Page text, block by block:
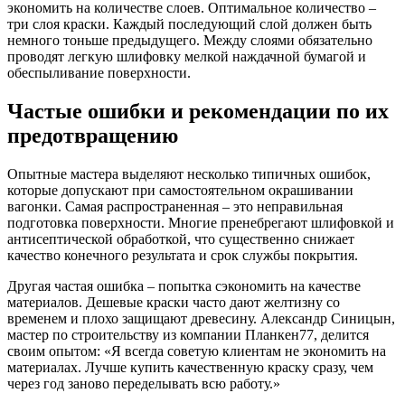
экономить на количестве слоев. Оптимальное количество –
три слоя краски. Каждый последующий слой должен быть
немного тоньше предыдущего. Между слоями обязательно
проводят легкую шлифовку мелкой наждачной бумагой и
обеспыливание поверхности.
Частые ошибки и рекомендации по их
предотвращению
Опытные мастера выделяют несколько типичных ошибок,
которые допускают при самостоятельном окрашивании
вагонки. Самая распространенная – это неправильная
подготовка поверхности. Многие пренебрегают шлифовкой и
антисептической обработкой, что существенно снижает
качество конечного результата и срок службы покрытия.
Другая частая ошибка – попытка сэкономить на качестве
материалов. Дешевые краски часто дают желтизну со
временем и плохо защищают древесину. Александр Синицын,
мастер по строительству из компании Планкен77, делится
своим опытом: «Я всегда советую клиентам не экономить на
материалах. Лучше купить качественную краску сразу, чем
через год заново переделывать всю работу.»